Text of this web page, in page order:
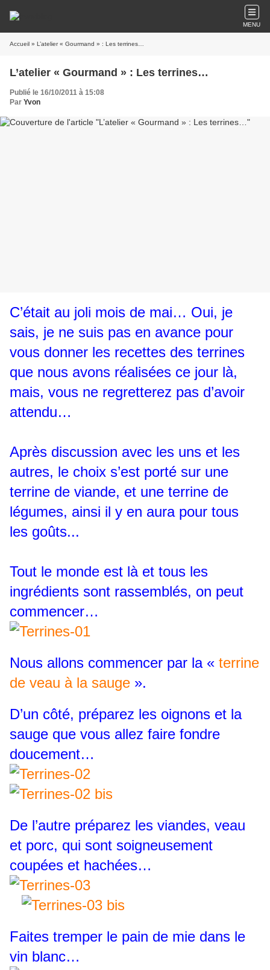
MENU
Accueil » L’atelier « Gourmand » : Les terrines…
L’atelier « Gourmand » : Les terrines…
Publié le 16/10/2011 à 15:08
Par Yvon
C’était au joli mois de mai… Oui, je
sais, je ne suis pas en avance pour
vous donner les recettes des terrines
que nous avons réalisées ce jour là,
mais, vous ne regretterez pas d’avoir
attendu…
Après discussion avec les uns et les
autres, le choix s’est porté sur une
terrine de viande, et une terrine de
légumes, ainsi il y en aura pour tous
les goûts...
Tout le monde est là et tous les
ingrédients sont rassemblés, on peut
commencer…
Nous allons commencer par la « terrine
de veau à la sauge ».
D’un côté, préparez les oignons et la
sauge que vous allez faire fondre
doucement…
De l’autre préparez les viandes, veau
et porc, qui sont soigneusement
coupées et hachées…
Faites tremper le pain de mie dans le
vin blanc…